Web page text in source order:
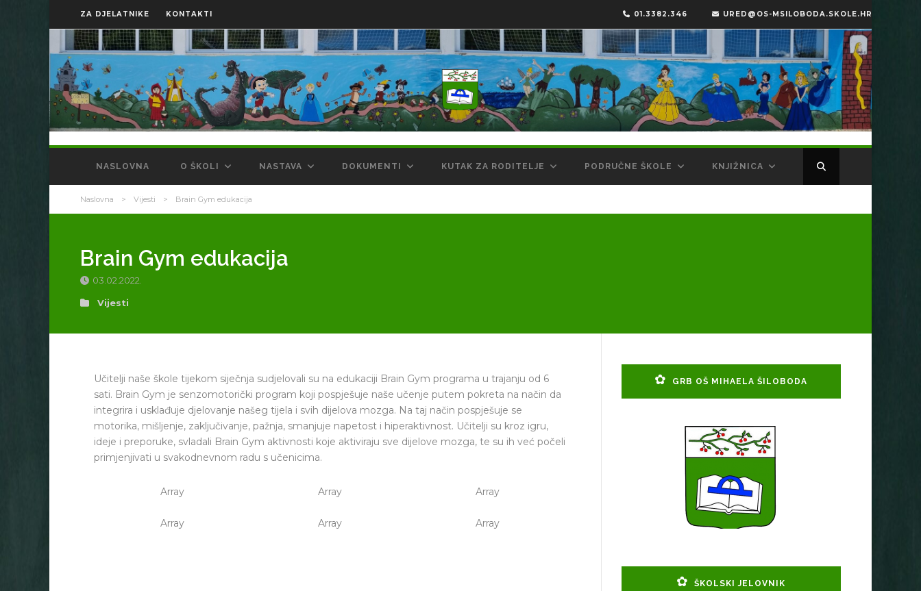
ZA DJELATNIKE KONTAKTI 01.3382.346 URED@OS-MSILOBODA.SKOLE.HR
NASLOVNA O ŠKOLI NASTAVA DOKUMENTI KUTAK ZA RODITELJE PODRUČNE ŠKOLE KNJIŽNICA
Naslovna > Vijesti > Brain Gym edukacija
Brain Gym edukacija
03.02.2022.
Vijesti
Učitelji naše škole tijekom siječnja sudjelovali su na edukaciji Brain Gym programa u trajanju od 6
sati. Brain Gym je senzomotorički program koji pospješuje naše učenje putem pokreta na način da
integrira i usklađuje djelovanje našeg tijela i svih dijelova mozga. Na taj način pospješuje se
motorika, mišljenje, zaključivanje, pažnja, smanjuje napetost i hiperaktivnost. Učitelji su kroz igru,
ideje i preporuke, svladali Brain Gym aktivnosti koje aktiviraju sve dijelove mozga, te su ih već počeli
primjenjivati u svakodnevnom radu s učenicima.
Array Array Array
Array Array Array
GRB OŠ MIHAELA ŠILOBODA
ŠKOLSKI JELOVNIK